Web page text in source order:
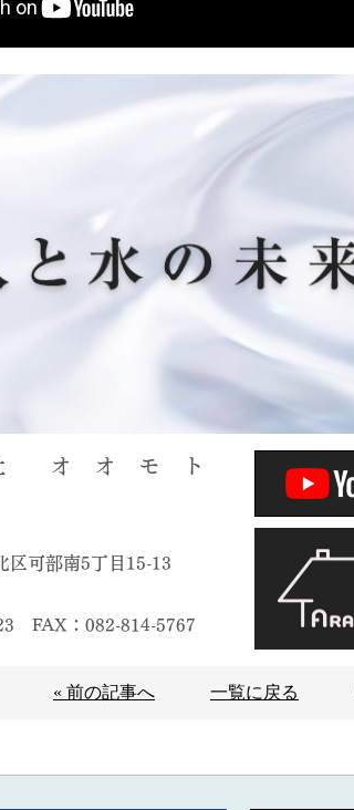
オ オ モ ト
区可部南5丁目15-13
FAX：082-814-5767
« 前の記事へ 一覧に戻る